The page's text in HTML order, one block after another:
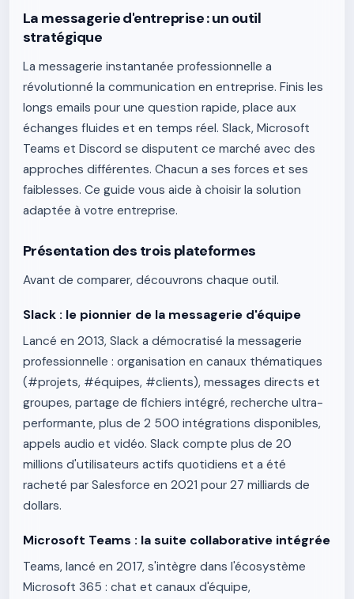
La messagerie d'entreprise : un outil
stratégique
La messagerie instantanée professionnelle a
révolutionné la communication en entreprise. Finis les
longs emails pour une question rapide, place aux
échanges fluides et en temps réel. Slack, Microsoft
Teams et Discord se disputent ce marché avec des
approches différentes. Chacun a ses forces et ses
faiblesses. Ce guide vous aide à choisir la solution
adaptée à votre entreprise.
Présentation des trois plateformes
Avant de comparer, découvrons chaque outil.
Slack : le pionnier de la messagerie d'équipe
Lancé en 2013, Slack a démocratisé la messagerie
professionnelle : organisation en canaux thématiques
(#projets, #équipes, #clients), messages directs et
groupes, partage de fichiers intégré, recherche ultra-
performante, plus de 2 500 intégrations disponibles,
appels audio et vidéo. Slack compte plus de 20
millions d'utilisateurs actifs quotidiens et a été
racheté par Salesforce en 2021 pour 27 milliards de
dollars.
Microsoft Teams : la suite collaborative intégrée
Teams, lancé en 2017, s'intègre dans l'écosystème
Microsoft 365 : chat et canaux d'équipe,